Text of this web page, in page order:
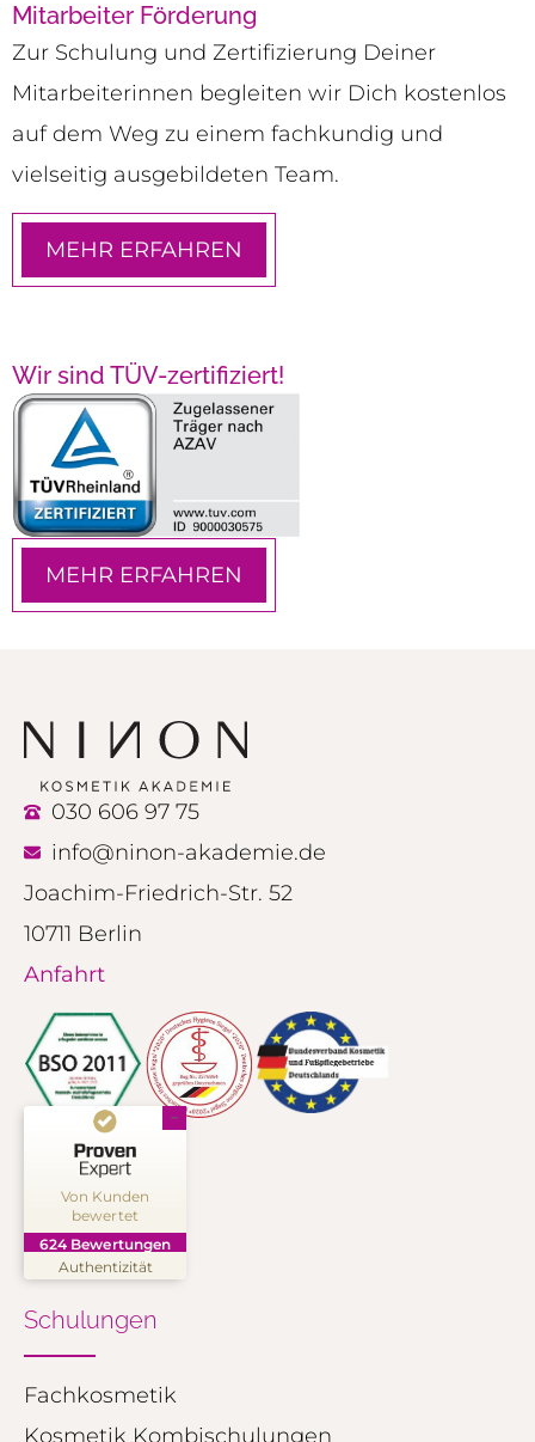
Mitarbeiter Förderung
Zur Schulung und Zertifizierung Deiner
Mitarbeiterinnen begleiten wir Dich kostenlos
auf dem Weg zu einem fachkundig und
vielseitig ausgebildeten Team.
MEHR ERFAHREN
Wir sind TÜV-zertifiziert!
MEHR ERFAHREN
030 606 97 75
info@ninon-akademie.de
Joachim-Friedrich-Str. 52
10711 Berlin
Anfahrt
Von Kunden
bewertet
624 Bewertungen
Authentizität
Kundenbewertungen und Erfahrungen zu
NINON Kosmetik Akademie
SEHR GUT
374
anderen Quellen
Schulungen
Fachkosmetik
Kosmetik Kombischulungen